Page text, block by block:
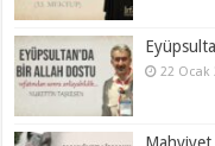
22 Ocak